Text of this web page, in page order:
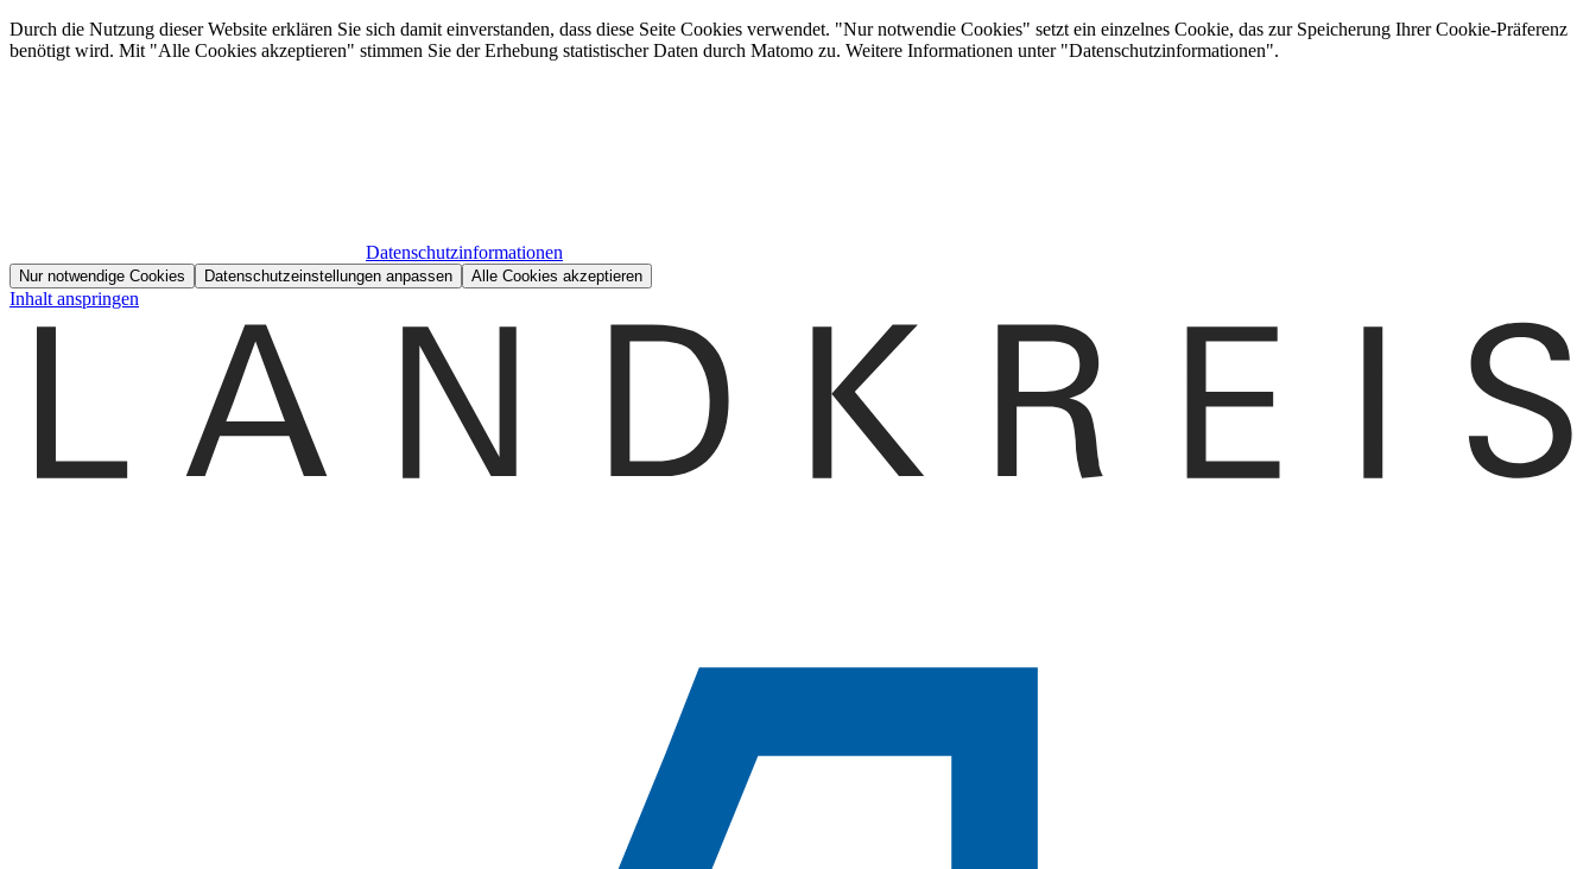
Durch die Nutzung dieser Website erklären Sie sich damit einverstanden, dass diese Seite Cookies verwendet. "Nur notwendie Cookies" setzt ein einzelnes Cookie, das zur Speicherung Ihrer Cookie-Präferenz
benötigt wird. Mit "Alle Cookies akzeptieren" stimmen Sie der Erhebung statistischer Daten durch Matomo zu. Weitere Informationen unter "Datenschutzinformationen".
Datenschutzinformationen
Nur notwendige Cookies Datenschutzeinstellungen anpassen Alle Cookies akzeptieren
Inhalt anspringen